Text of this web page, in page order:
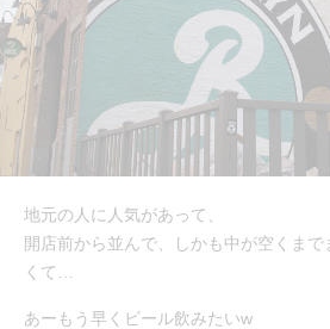
地元の人に人気があって、
開店前から並んで、しかも中が空くま
くて…
あーもう早くビール飲みたいw